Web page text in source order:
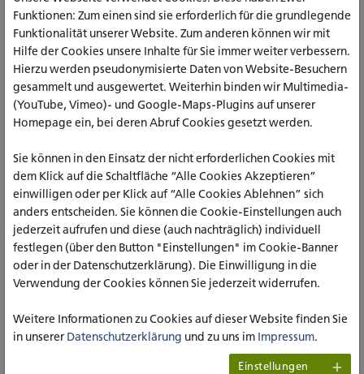
reinen Defizitperspektive, sondern richtet den Blick bewusst
auf die Handlungsfähigkeit (Agency) der Betroffenen. Sie
zeigt auf, welche Bewältigungsstrategien und Ressourcen
genutzt werden, um mit den unterschiedlichen
Diskriminierungsformen umzugehen.
Die aus Sicht der Betroffenen formulierten
Handlungsempfehlungen bieten zudem wertvolle und
politische Interessensvertretungen, Sozialprofessionelle in
der Bildungsarbeit sowie an queere Communities selbst, um
sensibilisierende Räume zu schaffen und strukturelle
Veränderungen anzustoßen.
ZUM AUTOR
Tolga Tavan arbeitet als Coach bei den Berliner
Verkehrsbetrieben (BVG) und ist zudem freiberuflich in der
lösungsorientierten Beratung und Erwachsenenbildung
tätig. Mit einem Masterabschluss in Bildung und Beratung
(KHSB Berlin) und seinem Hintergrund als Sozialpädagoge
Funktionen: Zum einen sind sie erforderlich für die grundlegende
Funktionalität unserer Website. Zum anderen können wir mit
Hilfe der Cookies unsere Inhalte für Sie immer weiter verbessern.
Hierzu werden pseudonymisierte Daten von Website-Besuchern
gesammelt und ausgewertet. Weiterhin binden wir Multimedia-
(YouTube, Vimeo)- und Google-Maps-Plugins auf unserer
Homepage ein, bei deren Abruf Cookies gesetzt werden.
Sie können in den Einsatz der nicht erforderlichen Cookies mit
dem Klick auf die Schaltfläche “Alle Cookies Akzeptieren”
einwilligen oder per Klick auf “Alle Cookies Ablehnen” sich
anders entscheiden. Sie können die Cookie-Einstellungen auch
jederzeit aufrufen und diese (auch nachträglich) individuell
festlegen (über den Button "Einstellungen" im Cookie-Banner
oder in der Datenschutzerklärung). Die Einwilligung in die
Verwendung der Cookies können Sie jederzeit widerrufen.
Weitere Informationen zu Cookies auf dieser Website finden Sie
in unserer Datenschutzerklärung und zu uns im Impressum.
Einstellungen